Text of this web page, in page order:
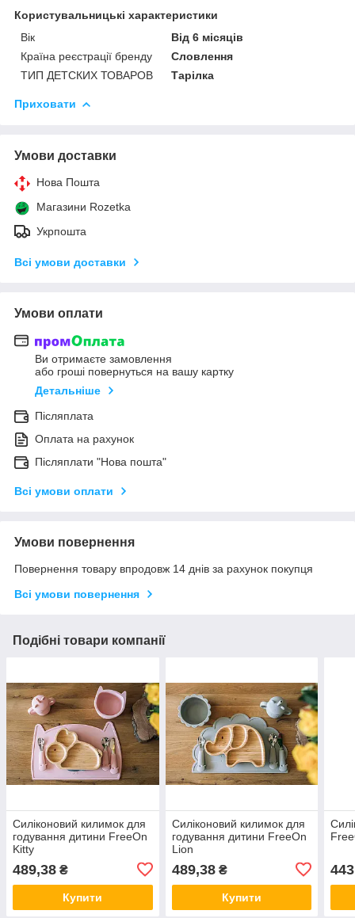
Користувальницькі характеристики
Вік
Від 6 місяців
Країна реєстрації бренду
Словлення
ТИП ДЕТСКИХ ТОВАРОВ
Тарілка
Приховати
Умови доставки
Нова Пошта
Магазини Rozetka
Укрпошта
Всі умови доставки
Умови оплати
Ви отримаєте замовлення
або гроші повернуться на вашу картку
Детальніше
Післяплата
Оплата на рахунок
Післяплати "Нова пошта"
Всі умови оплати
Умови повернення
Повернення товару впродовж 14 днів за рахунок покупця
Всі умови повернення
Подібні товари компанії
Силіконовий килимок для
годування дитини FreeOn
Kitty
489,38 ₴
Купити
Силіконовий килимок для
годування дитини FreeOn
Lion
489,38₴
Купити